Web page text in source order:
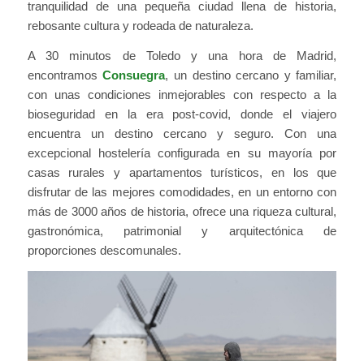
tranquilidad de una pequeña ciudad llena de historia,
rebosante cultura y rodeada de naturaleza.
A 30 minutos de Toledo y una hora de Madrid,
encontramosConsuegra, un destino cercano y familiar,
con unas condiciones inmejorables con respecto a la
bioseguridad en la era post-covid, donde el viajero
encuentra un destino cercano y seguro. Con una
excepcional hostelería configurada en su mayoría por
casas rurales y apartamentos turísticos, en los que
disfrutar de las mejores comodidades, en un entorno con
más de 3000 años de historia, ofrece una riqueza cultural,
gastronómica, patrimonial y arquitectónica de
proporciones descomunales.